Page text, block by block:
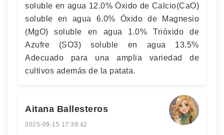
soluble en agua 12.0% Óxido de Calcio(CaO)
soluble en agua 6.0% Óxido de Magnesio
(MgO) soluble en agua 1.0% Trióxido de
Azufre (SO3) soluble en agua 13.5%
Adecuado para una amplia variedad de
cultivos además de la patata.
Aitana Ballesteros
2025-09-15 17:39:42